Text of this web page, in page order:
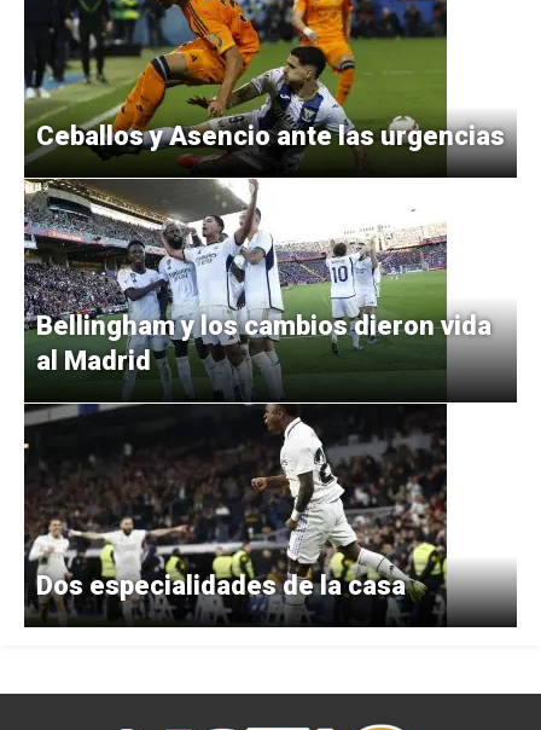
Ceballos y Asencio ante las urgencias
Bellingham y los cambios dieron vida
al Madrid
Dos especialidades de la casa